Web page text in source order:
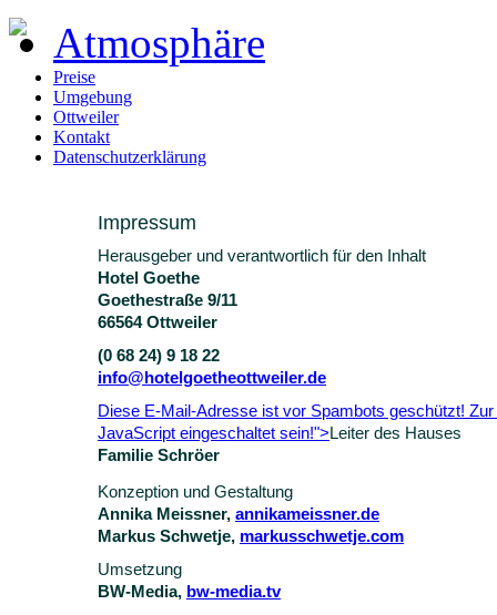
Atmosphäre
Preise
Umgebung
Ottweiler
Kontakt
Datenschutzerklärung
Impressum
Herausgeber und verantwortlich für den Inhalt
Hotel Goethe
Goethestraße 9/11
66564 Ottweiler
(0 68 24) 9 18 22
info@hotelgoetheottweiler.de
Diese E-Mail-Adresse ist vor Spambots geschützt!
JavaScript eingeschaltet sein!"> Leiter des Hauses
Familie Schröer
Konzeption und Gestaltung
Annika Meissner, annikameissner.de
Markus Schwetje, markusschwetje.com
Umsetzung
BW-Media, bw-media.tv